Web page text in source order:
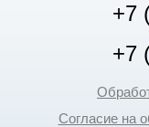
+7
+7
Согласие на